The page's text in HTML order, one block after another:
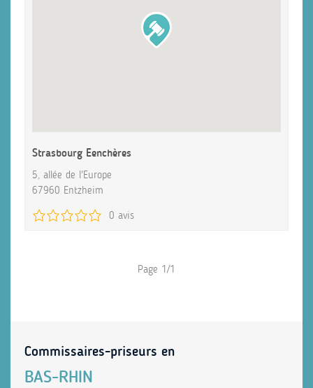
Strasbourg Eenchères
5, allée de l'Europe
67960 Entzheim
0 avis
Page 1/1
Commissaires-priseurs en
BAS-RHIN